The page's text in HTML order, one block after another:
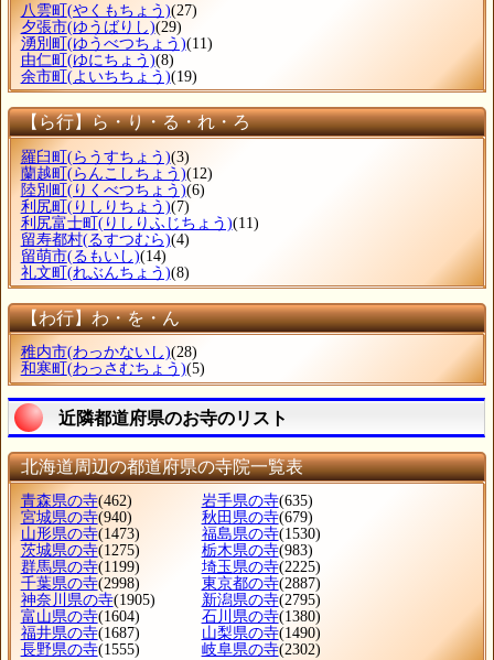
八雲町 (やくもちょう)(27)
夕張市(ゆうばりし)(29)
湧別町 (ゆうべつちょう)(11)
由仁町 (ゆにちょう)(8)
余市町 (よいちちょう)(19)
【ら行】ら・り・る・れ・ろ
羅臼町(らうすちょう)(3)
蘭越町(らんこしちょう)(12)
陸別町(りくべつちょう)(6)
利尻町(りしりちょう)(7)
利尻富士町(りしりふじちょう)(11)
留寿都村(るすつむら)(4)
留萌市(るもいし)(14)
礼文町(れぶんちょう)(8)
【わ行】わ・を・ん
稚内市(わっかないし)(28)
和寒町 (わっさむちょう)(5)
近隣都道府県のお寺のリスト
北海道周辺の都道府県の寺院一覧表
青森県の寺(462) 岩手県の寺(635)
宮城県の寺(940) 秋田県の寺(679)
山形県の寺(1473) 福島県の寺(1530)
茨城県の寺(1275) 栃木県の寺(983)
群馬県の寺(1199) 埼玉県の寺(2225)
千葉県の寺(2998) 東京都の寺(2887)
神奈川県の寺(1905) 新潟県の寺(2795)
富山県の寺(1604) 石川県の寺(1380)
福井県の寺(1687) 山梨県の寺(1490)
長野県の寺(1555) 岐阜県の寺(2302)